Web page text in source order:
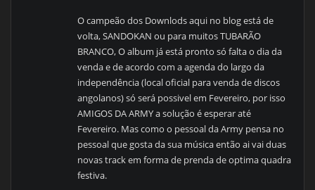
O campeão dos Downlods aqui no blog está de
volta, SANDOKAN ou para muitos TUBARÃO
BRANCO, O album já está pronto só falta o dia da
venda e de acordo com a agenda do largo da
independência (local oficial para venda de discos
angolanos) só será possivel em Fevereiro, por isso
AMIGOS DA ARMY a solução é esperar até
Fevereiro. Mas como o pessoal da Army pensa no
pessoal que gosta da sua música então ai vai duas
novas track em forma de prenda de optima quadra
festiva.